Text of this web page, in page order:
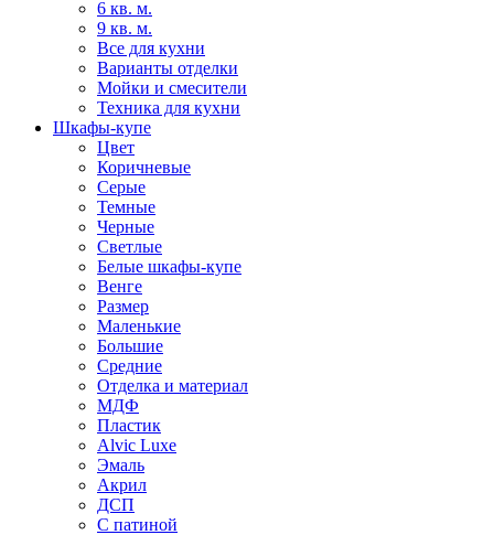
6 кв. м.
9 кв. м.
Все для кухни
Варианты отделки
Мойки и смесители
Техника для кухни
Шкафы-купе
Цвет
Коричневые
Серые
Темные
Черные
Светлые
Белые шкафы-купе
Венге
Размер
Маленькие
Большие
Средние
Отделка и материал
МДФ
Пластик
Alvic Luxe
Эмаль
Акрил
ДСП
С патиной